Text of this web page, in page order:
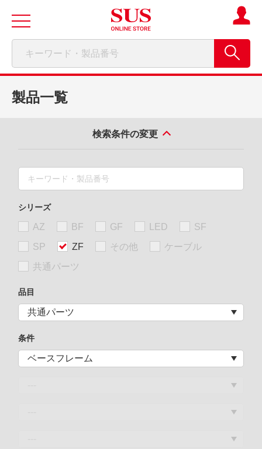
製品一覧
検索条件の変更
シリーズ
AZ BF GF LED
SF
SP
ZF その他
ケーブル
共通パーツ
品目
条件